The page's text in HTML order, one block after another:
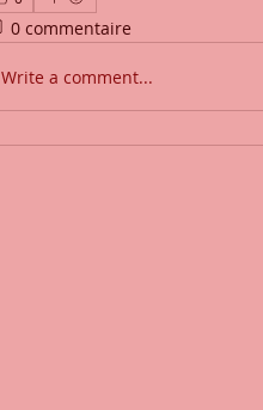
0 commentaire
Write a comment...